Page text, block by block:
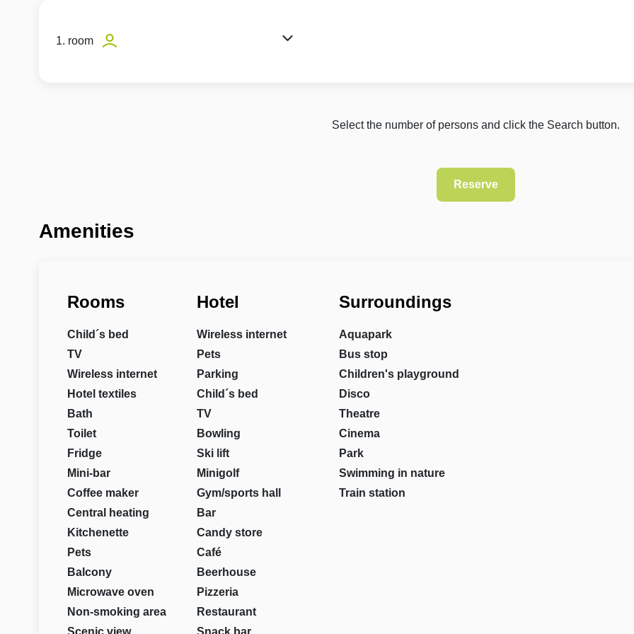
1. room
Select the number of persons and click the Search button.
Amenities
Rooms
Child´s bed
TV
Wireless internet
Hotel textiles
Bath
Toilet
Fridge
Mini-bar
Coffee maker
Central heating
Kitchenette
Pets
Balcony
Microwave oven
Non-smoking area
Scenic view
Hotel
Wireless internet
Pets
Parking
Child´s bed
TV
Bowling
Ski lift
Minigolf
Gym/sports hall
Bar
Candy store
Café
Beerhouse
Pizzeria
Restaurant
Snack bar
Surroundings
Aquapark
Bus stop
Children's playground
Disco
Theatre
Cinema
Park
Swimming in nature
Train station